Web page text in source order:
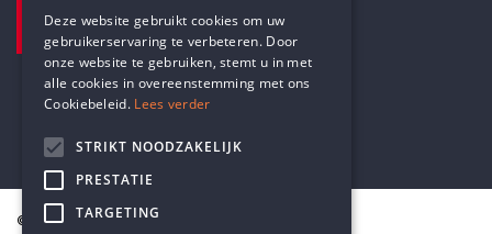
Pottenbrug 4
Antwerpen, 2000
© Humanistisch Verbond 2026
DUTCH
Deze website gebruikt cookies om uw
gebruikerservaring te verbeteren. Door
onze website te gebruiken, stemt u in met
alle cookies in overeenstemming met ons
Cookiebeleid. Lees verder
STRIKT NOODZAKELIJK
PRESTATIE
TARGETING